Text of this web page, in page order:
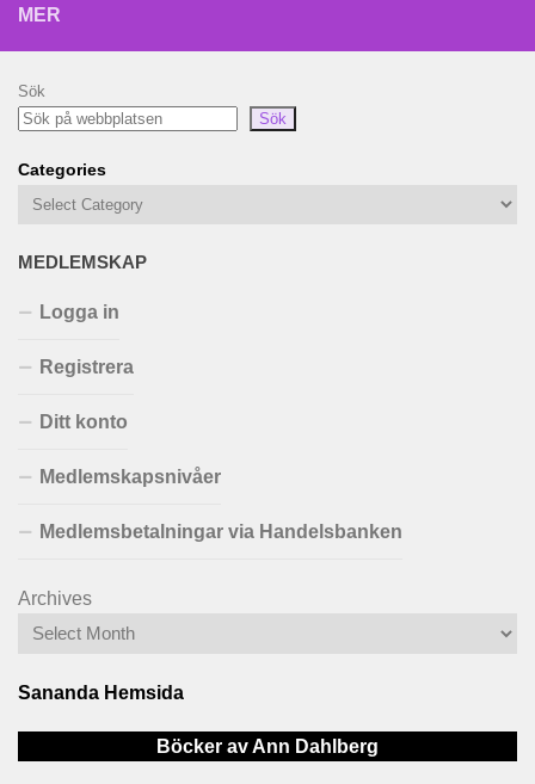
MER
Sök
Sök
Categories
MEDLEMSKAP
Logga in
Registrera
Ditt konto
Medlemskapsnivåer
Medlemsbetalningar via Handelsbanken
Archives
Sananda Hemsida
Böcker av Ann Dahlberg